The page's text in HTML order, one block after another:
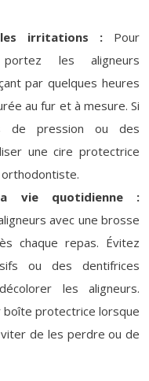
les irritations : Pour
les aligneurs
par quelques heures
au fur et à mesure. Si
de pression ou des
une cire protectrice
la vie quotidienne :
avec une brosse
chaque repas. Évitez
ou des dentifrices
les aligneurs.
boîte protectrice lorsque
de les perdre ou de